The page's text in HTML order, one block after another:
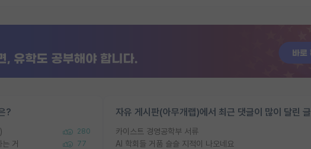
?
280
거 77
자유 게시판(아무개랩)에서 최근 댓글이 많이 달린 글
카이스트 경영공학부 서류
AI 학회들 거품 슬슬 지적이 나오네요